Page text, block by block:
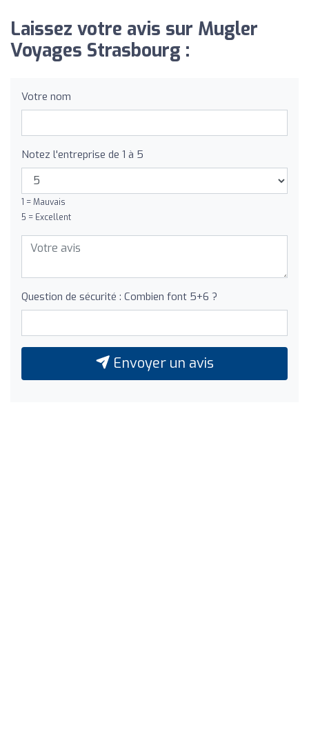
Laissez votre avis sur Mugler
Voyages Strasbourg :
Votre nom
Notez l'entreprise de 1 à 5
1 = Mauvais
5 = Excellent
Question de sécurité : Combien font 5+6 ?
Envoyer un avis